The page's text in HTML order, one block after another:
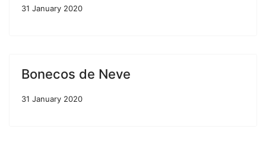
31 January 2020
Bonecos de Neve
31 January 2020